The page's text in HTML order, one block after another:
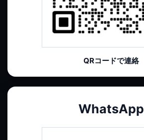
QRコードで連絡
WhatsApp